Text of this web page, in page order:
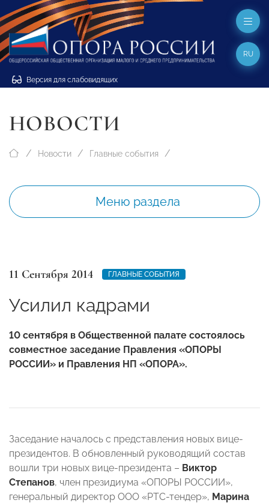
Версия для слабовидящих
RU
НОВОСТИ
Новости Главные события
Меню раздела
11 Сентября 2014 ГЛАВНЫЕ СОБЫТИЯ
Усилил кадрами
10 сентября в Общественной палате состоялось
совместное заседание Правления «ОПОРЫ
РОССИИ» и Правления НП «ОПОРА».
Заседание началось с представления новых вице-
президентов. В обновленный руководящий состав
вошли три новых вице-президента – Виктор
Степанов, член президиума «ОПОРЫ РОССИИ»,
генеральный директор ООО «РТС-тендер», Марина